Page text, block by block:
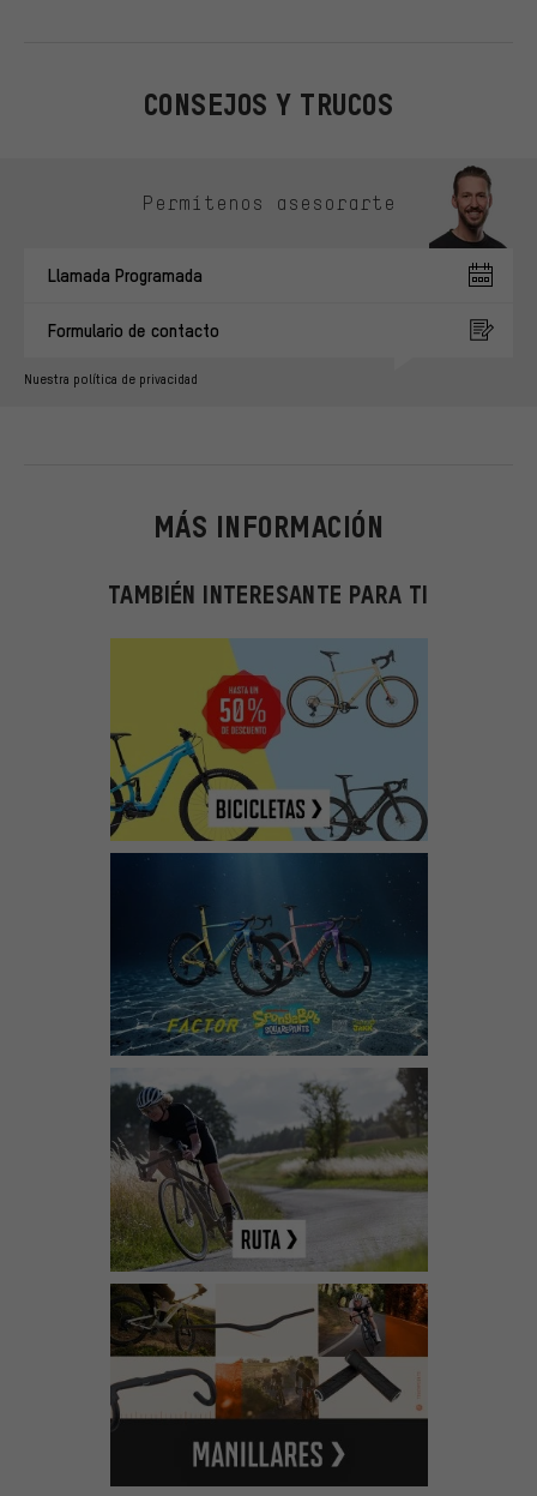
CONSEJOS Y TRUCOS
Permítenos asesorarte
Llamada Programada
Formulario de contacto
Nuestra política de privacidad
MÁS INFORMACIÓN
TAMBIÉN INTERESANTE PARA TI